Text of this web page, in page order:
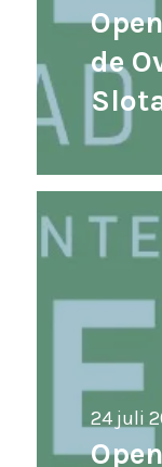
de
24 juli